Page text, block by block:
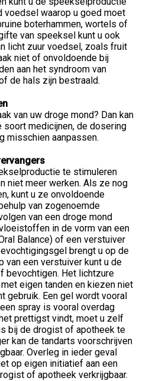
voedsel waarop u goed moet
boterhammen, wortels of
van speeksel kunt u ook
licht zuur voedsel, zoals fruit
niet of onvoldoende bij
aan het syndroom van
de hals zijn bestraald.
van uw droge mond? Dan kan
medicijnen, de dosering
misschien aanpassen.
te stimuleren
niet meer werken. Als ze nog
kunt u ze onvoldoende
van zogenoemde
van een droge mond
in de vorm van een
Balance) of een verstuiver
brengt u op de
van een verstuiver kunt u de
bevochtigen. Het lichtzure
eigen tanden en kiezen niet
gebruik. Een gel wordt vooral
spray is vooral overdag
prettigst vindt, moet u zelf
bij de drogist of apotheek te
kan de tandarts voorschrijven
Overleg in ieder geval
op eigen initiatief aan een
of apotheek verkrijgbaar.